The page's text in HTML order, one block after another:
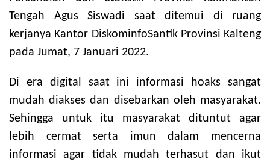
Tengah Agus Siswadi saat ditemui di ruang
kerjanya Kantor DiskominfoSantik Provinsi Kalteng
pada Jumat, 7 Januari 2022.
Di era digital saat ini informasi hoaks sangat
mudah diakses dan disebarkan oleh masyarakat.
Sehingga untuk itu masyarakat dituntut agar
lebih cermat serta imun dalam mencerna
informasi agar tidak mudah terhasut dan ikut